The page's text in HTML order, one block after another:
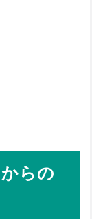
らの